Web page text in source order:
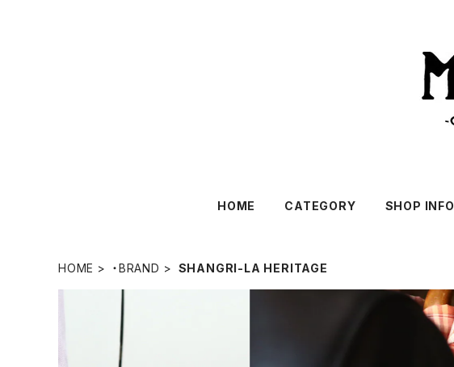
HOME CATEGORY SHOP INFO
HOME ・BRAND SHANGRI-LA HERITAGE